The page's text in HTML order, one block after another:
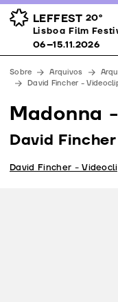
LEFFEST 20º
Lisboa Film Festival
Prémios
Espaços
Apoios
Equipa
Downloads
Contactos
Lisboa Film
06–15.11.2026
Sobre Arquivos
David Fincher -
Madonna
David Fincher
David Fincher -